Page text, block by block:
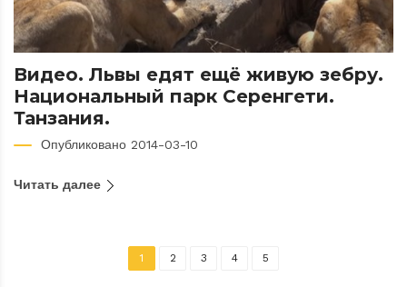
Видео. Львы едят ещё живую зебру.
Национальный парк Серенгети.
Танзания.
Опубликовано 2014-03-10
Читать далее
1 2 3 4 5